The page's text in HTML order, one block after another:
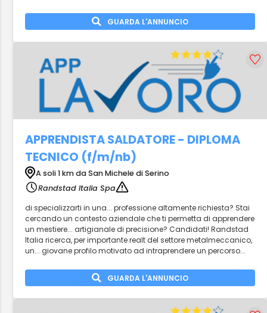
GUARDA L'ANNUNCIO
APPRENDISTA SALDATORE - DIPLOMA
TECNICO (f/m/nb)
A soli 1 km da San Michele di Serino
Randstad Italia Spa
di specializzarti in una... professione altamente richiesta? Stai
cercando un contesto aziendale che ti permetta di apprendere
un mestiere... artigianale di precisione? Candidati! Randstad
Italia ricerca, per importante realt del settore metalmeccanico,
un... giovane profilo motivato ad intraprendere un percorso...
GUARDA L'ANNUNCIO